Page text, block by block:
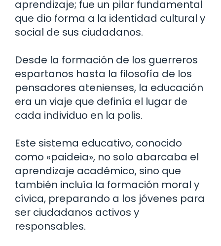
aprendizaje; fue un pilar fundamental
que dio forma a la identidad cultural y
social de sus ciudadanos.
Desde la formación de los guerreros
espartanos hasta la filosofía de los
pensadores atenienses, la educación
era un viaje que definía el lugar de
cada individuo en la polis.
Este sistema educativo, conocido
como «paideia», no solo abarcaba el
aprendizaje académico, sino que
también incluía la formación moral y
cívica, preparando a los jóvenes para
ser ciudadanos activos y
responsables.